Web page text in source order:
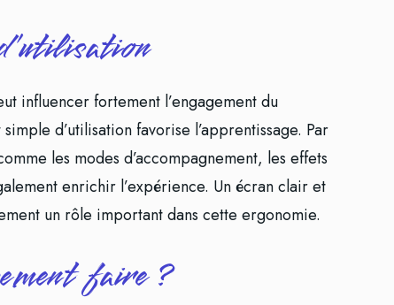
influencer fortement l’engagement du
d’utilisation favorise l’apprentissage. Par
les modes d’accompagnement, les effets
enrichir l’expérience. Un écran clair et
un rôle important dans cette ergonomie.
faire ?